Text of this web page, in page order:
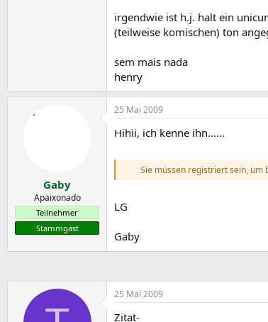
irgendwie ist h.j. halt ein
(teilweise komischen) ton
sem mais nada
henry
Gaby
Apaixonado
Teilnehmer
Stammgast
25 Mai 2009
Hihii, ich kenne ihn......
Sie müssen registriert sein, um
LG
Gaby
25 Mai 2009
Zitat-